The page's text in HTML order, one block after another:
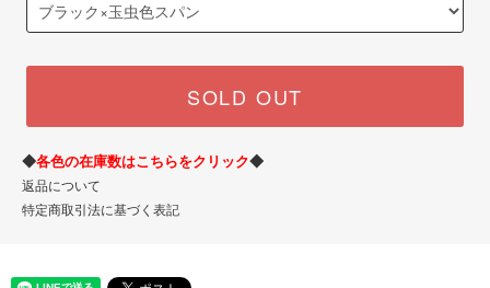
SOLD OUT
◆各色の在庫数はこちらをクリック◆
返品について
特定商取引法に基づく表記